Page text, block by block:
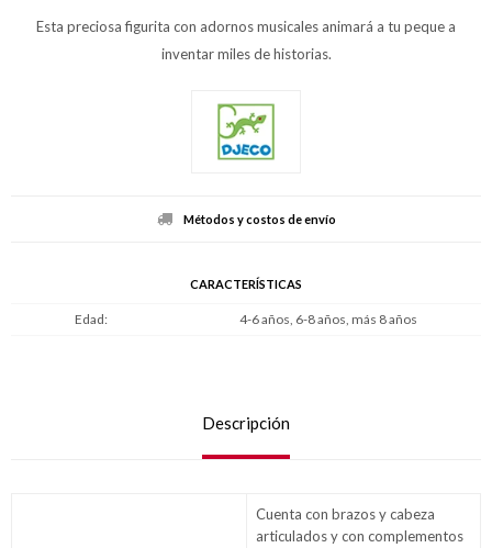
Esta preciosa figurita con adornos musicales animará a tu peque a
inventar miles de historias.
Métodos y costos de envío
CARACTERÍSTICAS
Edad 4-6 años, 6-8 años, más 8 años
Descripción
Cuenta con brazos y cabeza
articulados y con complementos